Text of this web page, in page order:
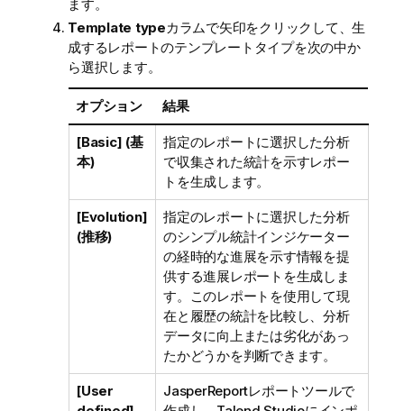
ます。
Template typeカラムで矢印をクリックして、生
成するレポートのテンプレートタイプを次の中か
ら選択します。
オプション 結果
[Basic] (基
本)
指定のレポートに選択した分析
で収集された統計を示すレポー
トを生成します。
[Evolution]
(推移)
指定のレポートに選択した分析
のシンプル統計インジケーター
の経時的な進展を示す情報を提
供する進展レポートを生成しま
す。このレポートを使用して現
在と履歴の統計を比較し、分析
データに向上または劣化があっ
たかどうかを判断できます。
[User
JasperReportレポートツールで